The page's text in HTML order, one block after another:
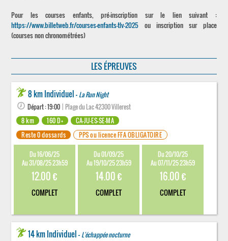
Pour les courses enfants, pré-inscription sur le lien suivant :
https://www.billetweb.fr/courses-enfants-tlv-2025 ou inscription sur place
(courses non chronométrées)
LES ÉPREUVES
8 km Individuel - La Run Night
Départ : 19:00 | Plage du Lac 42300 Villerest
8 km
160 D+
CA-JU-ES-SE-MA
Reste 0 dossards
PPS ou licence FFA OBLIGATOIRE
Du 16/06/25
Au 31/08/25 23h59
12.00 €
COMPLET
Du 01/09/25
Au 19/10/25 23h59
14.00 €
COMPLET
Du 20/10/25
Au 07/11/25 23h59
16.00 €
COMPLET
14 km Individuel - L'échappée nocturne